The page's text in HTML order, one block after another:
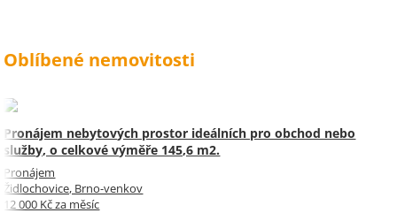
Oblíbené nemovitosti
Pronájem nebytových prostor ideálních pro obchod nebo
služby, o celkové výměře 145,6 m2.
Pronájem
Židlochovice, Brno-venkov
12 000 Kč za měsíc